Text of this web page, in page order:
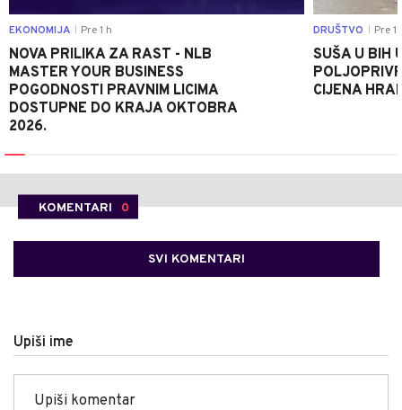
EKONOMIJA Pre 1 h
NOVA PRILIKA ZA RAST - NLB
MASTER YOUR BUSINESS
POGODNOSTI PRAVNIM LICIMA
DOSTUPNE DO KRAJA OKTOBRA
2026.
DRUŠTVO Pre 1
SUŠA U BIH
CIJENA
KOMENTARI 0
SVI KOMENTARI
Upiši ime